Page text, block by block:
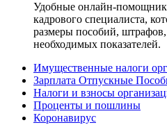
Удобные онлайн-
кадрового специалиста,
размеры пособий,
необходимых показателей.
Имущественные налоги
Зарплата Отпускные
Налоги и взносы
Проценты и пошлины
Коронавирус